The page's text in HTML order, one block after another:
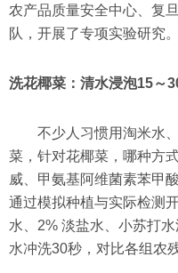
农产品质量安全中心、复
队，开展了专项实验研究。
洗花椰菜：清水浸泡15～
不少人习惯用淘米水
菜，针对花椰菜，哪种方
威、甲氨基阿维菌素苯甲
通过模拟种植与实际检测
水、2% 淡盐水、小苏打
水冲洗30秒，对比各组农